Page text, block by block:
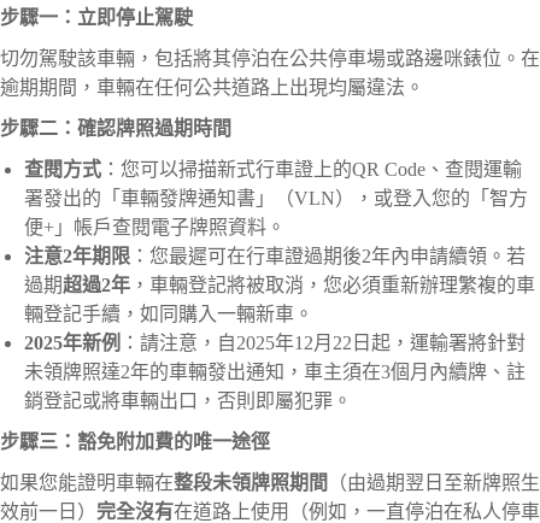
步驟一：立即停止駕駛
切勿駕駛該車輛，包括將其停泊在公共停車場或路邊咪錶位。在
逾期期間，車輛在任何公共道路上出現均屬違法。
步驟二：確認牌照過期時間
查閱方式 ：您可以掃描新式行車證上的QR Code、查閱運輸
署發出的「車輛發牌通知書」（VLN），或登入您的「智方
便+」帳戶查閱電子牌照資料。
注意2年期限 ：您最遲可在行車證過期後2年內申請續領。若
過期超過2年 ，車輛登記將被取消，您必須重新辦理繁複的車
輛登記手續，如同購入一輛新車。
2025年新例 ：請注意，自2025年12月22日起，運輸署將針對
未領牌照達2年的車輛發出通知，車主須在3個月內續牌、註
銷登記或將車輛出口，否則即屬犯罪。
步驟三：豁免附加費的唯一途徑
如果您能證明車輛在整段未領牌照期間
（由過期翌日至新牌照生
效前一日） 完全沒有在道路上使用（例如，一直停泊在私人停車